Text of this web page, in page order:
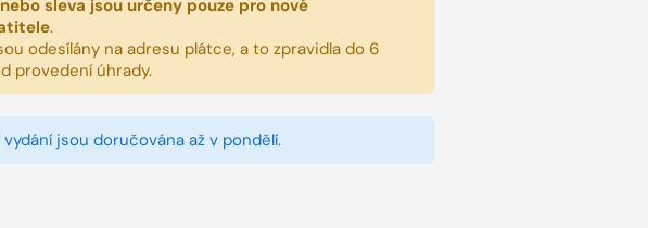
sleva jsou určeny pouze pro nové
.
odesílány na adresu plátce, a to zpravidla do 6
provedení úhrady.
vydání jsou doručována až v pondělí.